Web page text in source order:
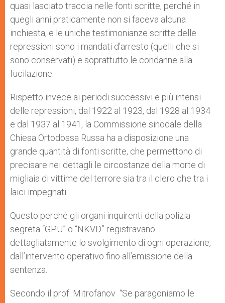
quasi lasciato traccia nelle fonti scritte, perché in
quegli anni praticamente non si faceva alcuna
inchiesta, e le uniche testimonianze scritte delle
repressioni sono i mandati d’arresto (quelli che si
sono conservati) e soprattutto le condanne alla
fucilazione.
Rispetto invece ai periodi successivi e più intensi
delle repressioni, dal 1922 al 1923, dal 1928 al 1934
e dal 1937 al 1941, la Commissione sinodale della
Chiesa Ortodossa Russa ha a disposizione una
grande quantità di fonti scritte, che permettono di
precisare nei dettagli le circostanze della morte di
migliaia di vittime del terrore sia tra il clero che tra i
laici impegnati.
Questo perchè gli organi inquirenti della polizia
segreta “GPU” o “NKVD” registravano
dettagliatamente lo svolgimento di ogni operazione,
dall’intervento operativo fino all’emissione della
sentenza.
Secondo il prof. Mitrofanov “Se paragoniamo le